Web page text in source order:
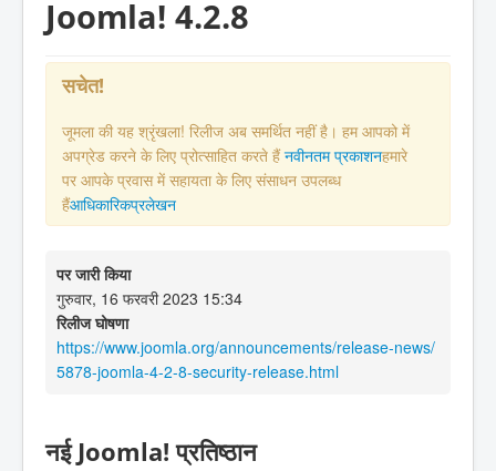
Joomla! 4.2.8
सचेत!
जूमला की यह श्रृंखला! रिलीज अब समर्थित नहीं है। हम आपको में
अपग्रेड करने के लिए प्रोत्साहित करते हैंनवीनतम प्रकाशनहमारे
पर आपके प्रवास में सहायता के लिए संसाधन उपलब्ध
हैंआधिकारिकप्रलेखन
पर जारी किया
गुरुवार, 16 फरवरी 2023 15:34
रिलीज घोषणा
https://www.joomla.org/announcements/release-news/
5878-joomla-4-2-8-security-release.html
नई Joomla! प्रतिष्ठान